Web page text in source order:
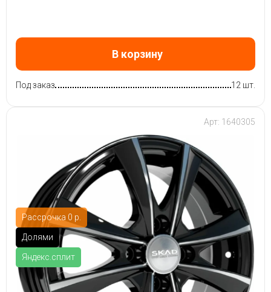
В корзину
Под заказ 12 шт.
Рассрочка 0 р.
Долями
Яндекс.сплит
Арт: 1640305